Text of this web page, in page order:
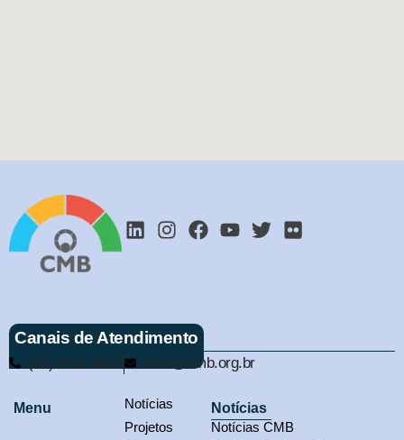
Canais de Atendimento
(61) 3321-9563 cmb@cmb.org.br
Menu
Notícias
Projetos
Notícias
Notícias CMB